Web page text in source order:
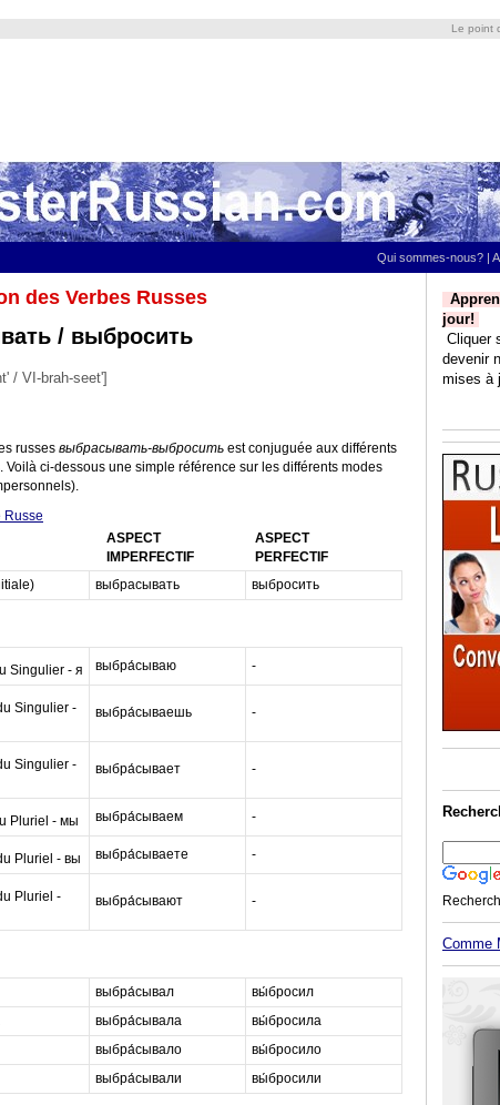
Le point
Qui sommes-nous? |
des Verbes Russes
/ выбросить
/ VI-brah-seet']
russes выбрасывать-выбросить est conjuguée aux différents
Voilà ci-dessous une simple référence sur les différents modes
Russe
ASPECT
IMPERFECTIF
ASPECT
PERFECTIF
выбрасывать выбросить
Singulier - я выбра́сываю -
Singulier -
выбра́сываешь -
Singulier -
выбра́сывает -
Pluriel - мы выбра́сываем -
Pluriel - вы выбра́сываете -
Pluriel -
выбра́сывают -
выбра́сывал
вы́бросил
выбра́сывала
вы́бросила
выбра́сывало
вы́бросило
выбра́сывали вы́бросили
jour!
Cliquer
devenir
mises à
Comme